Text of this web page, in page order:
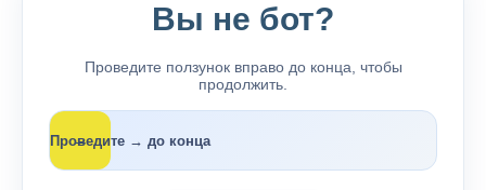
Вы не бот?
Проведите ползунок вправо до конца, чтобы
продолжить.
Проведите → до конца
→